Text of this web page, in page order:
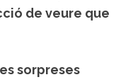
de veure que
sorpreses